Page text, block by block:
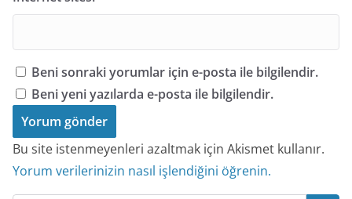
Beni sonraki yorumlar için e-posta ile bilgilendir.
Beni yeni yazılarda e-posta ile bilgilendir.
Bu site istenmeyenleri azaltmak için Akismet kullanır.
Yorum verilerinizin nasıl işlendiğini öğrenin.